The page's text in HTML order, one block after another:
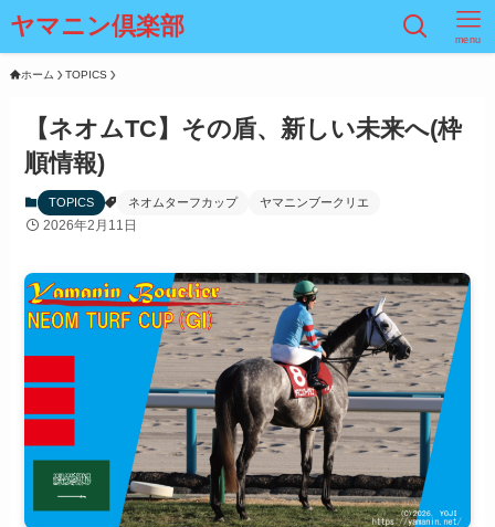
ヤマニン倶楽部 menu
ホーム TOPICS
【ネオムTC】その盾、新しい未来へ(枠
順情報)
TOPICS ネオムターフカップ ヤマニンブークリエ
2026年2月11日